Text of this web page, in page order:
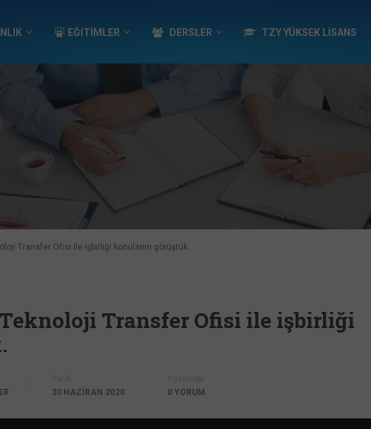
EĞİTİMLER DERSLER TZY YÜKSEK LISANS
Transfer Ofisi ile işbirliği konularını görüştük.
Transfer Ofisi ile işbirliği
30 HAZIRAN 2020
0 YORUM